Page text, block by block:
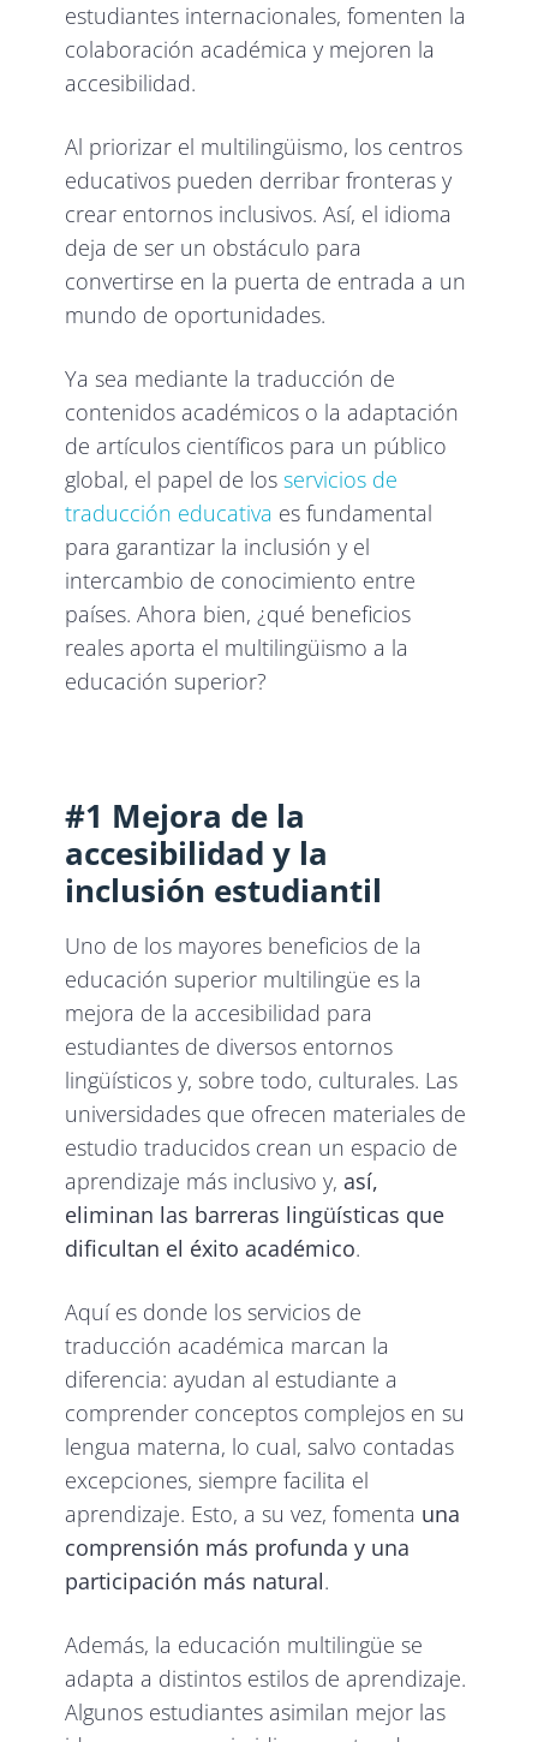
estudiantes internacionales, fomenten la
colaboración académica y mejoren la
accesibilidad.
Al priorizar el multilingüismo, los centros
educativos pueden derribar fronteras y
crear entornos inclusivos. Así, el idioma
deja de ser un obstáculo para
convertirse en la puerta de entrada a un
mundo de oportunidades.
Ya sea mediante la traducción de
contenidos académicos o la adaptación
de artículos científicos para un público
global, el papel de los servicios de
traducción educativa es fundamental
para garantizar la inclusión y el
intercambio de conocimiento entre
países. Ahora bien, ¿qué beneficios
reales aporta el multilingüismo a la
educación superior?
#1 Mejora de la
accesibilidad y la
inclusión estudiantil
Uno de los mayores beneficios de la
educación superior multilingüe es la
mejora de la accesibilidad para
estudiantes de diversos entornos
lingüísticos y, sobre todo, culturales. Las
universidades que ofrecen materiales de
estudio traducidos crean un espacio de
aprendizaje más inclusivo y,así,
eliminan las barreras lingüísticas que
dificultan el éxito académico.
Aquí es donde los servicios de
traducción académica marcan la
diferencia: ayudan al estudiante a
comprender conceptos complejos en su
lengua materna, lo cual, salvo contadas
excepciones, siempre facilita el
aprendizaje. Esto, a su vez, fomenta una
comprensión más profunda y una
participación más natural.
Además, la educación multilingüe se
adapta a distintos estilos de aprendizaje.
Algunos estudiantes asimilan mejor las